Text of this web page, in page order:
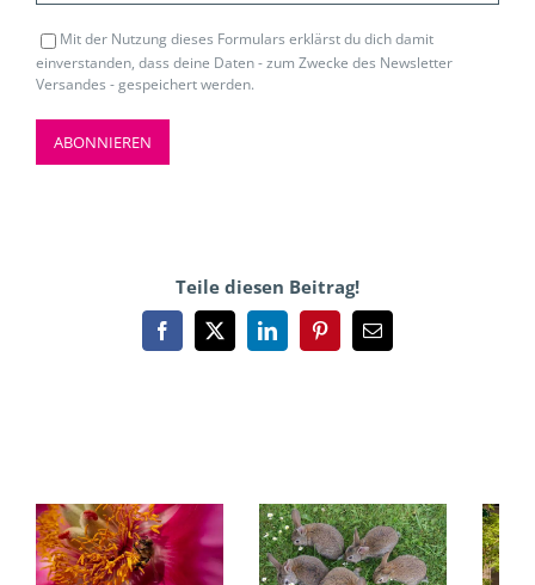
Mit der Nutzung dieses Formulars erklärst du dich damit
einverstanden, dass deine Daten - zum Zwecke des Newsletter
Versandes - gespeichert werden.
Teile diesen Beitrag!
Facebook
X LinkedInPinterest
E-